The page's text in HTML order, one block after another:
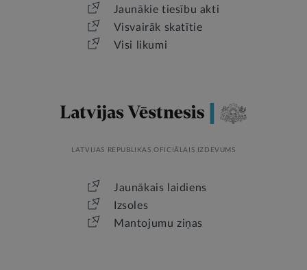
Jaunākie tiesību akti
Visvairāk skatītie
Visi likumi
LATVIJAS REPUBLIKAS OFICIĀLAIS IZDEVUMS
Jaunākais laidiens
Izsoles
Mantojumu ziņas